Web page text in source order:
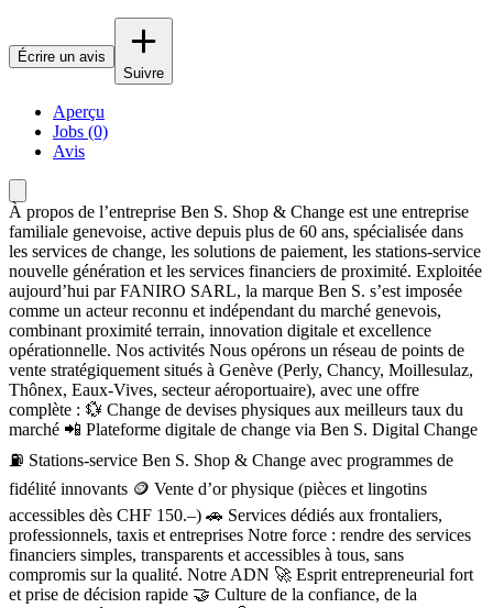
Écrire un avis
Suivre
Aperçu
Jobs (0)
Avis
À propos de l’entreprise Ben S. Shop & Change est une entreprise
familiale genevoise, active depuis plus de 60 ans, spécialisée dans
les services de change, les solutions de paiement, les stations-service
nouvelle génération et les services financiers de proximité. Exploitée
aujourd’hui par FANIRO SARL, la marque Ben S. s’est imposée
comme un acteur reconnu et indépendant du marché genevois,
combinant proximité terrain, innovation digitale et excellence
opérationnelle. Nos activités Nous opérons un réseau de points de
vente stratégiquement situés à Genève (Perly, Chancy, Moillesulaz,
Thônex, Eaux-Vives, secteur aéroportuaire), avec une offre
complète : 💱 Change de devises physiques aux meilleurs taux du
marché 📲 Plateforme digitale de change via Ben S. Digital Change
⛽ Stations-service Ben S. Shop & Change avec programmes de
fidélité innovants 🪙 Vente d’or physique (pièces et lingotins
accessibles dès CHF 150.–) 🚗 Services dédiés aux frontaliers,
professionnels, taxis et entreprises Notre force : rendre des services
financiers simples, transparents et accessibles à tous, sans
compromis sur la qualité. Notre ADN 🚀 Esprit entrepreneurial fort
et prise de décision rapide 🤝 Culture de la confiance, de la